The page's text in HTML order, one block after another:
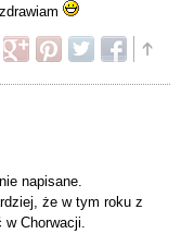
napisane.
że w tym roku z
w Chorwacji.